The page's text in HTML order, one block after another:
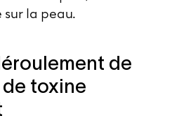
la peau.
de
toxine